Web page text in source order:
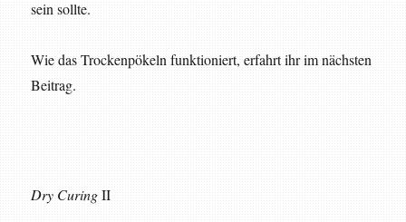
sein sollte.
Wie das Trockenpökeln funktioniert, erfahrt ihr im nächsten
Beitrag.
Dry CuringII